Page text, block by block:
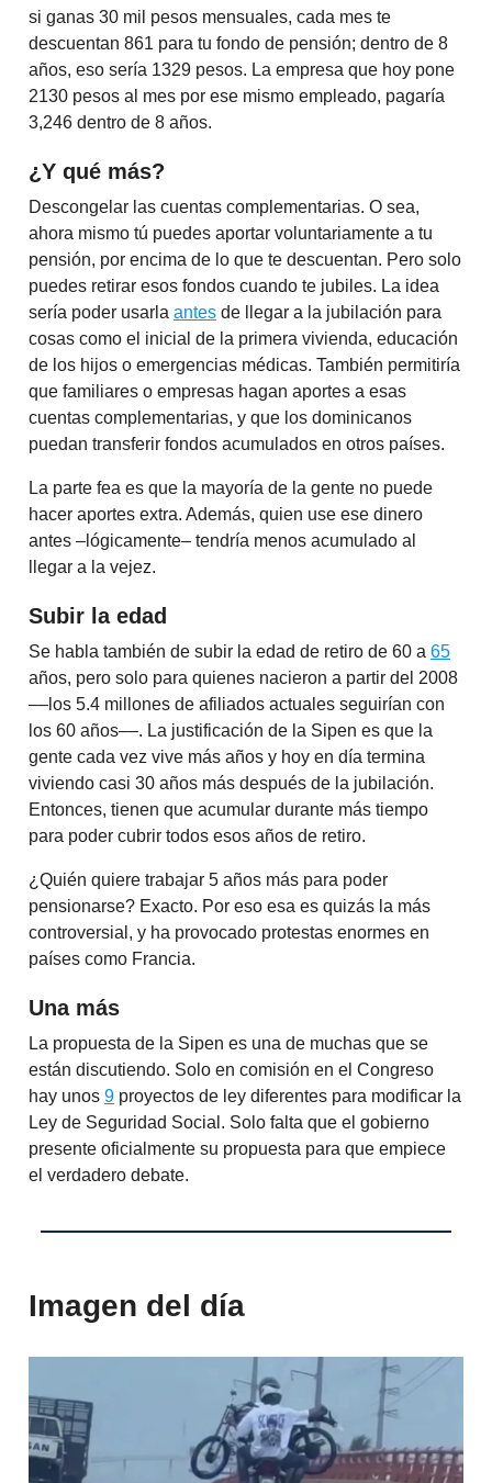
si ganas 30 mil pesos mensuales, cada mes te
descuentan 861 para tu fondo de pensión; dentro de 8
años, eso sería 1329 pesos. La empresa que hoy pone
2130 pesos al mes por ese mismo empleado, pagaría
3,246 dentro de 8 años.
¿Y qué más?
Descongelar las cuentas complementarias. O sea,
ahora mismo tú puedes aportar voluntariamente a tu
pensión, por encima de lo que te descuentan. Pero solo
puedes retirar esos fondos cuando te jubiles. La idea
sería poder usarla antes de llegar a la jubilación para
cosas como el inicial de la primera vivienda, educación
de los hijos o emergencias médicas. También permitiría
que familiares o empresas hagan aportes a esas
cuentas complementarias, y que los dominicanos
puedan transferir fondos acumulados en otros países.
La parte fea es que la mayoría de la gente no puede
hacer aportes extra. Además, quien use ese dinero
antes –lógicamente– tendría menos acumulado al
llegar a la vejez.
Subir la edad
Se habla también de subir la edad de retiro de 60 a 65
años, pero solo para quienes nacieron a partir del 2008
––los 5.4 millones de afiliados actuales seguirían con
los 60 años––. La justificación de la Sipen es que la
gente cada vez vive más años y hoy en día termina
viviendo casi 30 años más después de la jubilación.
Entonces, tienen que acumular durante más tiempo
para poder cubrir todos esos años de retiro.
¿Quién quiere trabajar 5 años más para poder
pensionarse? Exacto. Por eso esa es quizás la más
controversial, y ha provocado protestas enormes en
países como Francia.
Una más
La propuesta de la Sipen es una de muchas que se
están discutiendo. Solo en comisión en el Congreso
hay unos 9 proyectos de ley diferentes para modificar la
Ley de Seguridad Social. Solo falta que el gobierno
presente oficialmente su propuesta para que empiece
el verdadero debate.
Imagen del día